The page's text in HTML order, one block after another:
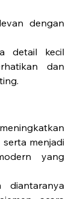
dengan
detail kecil
dan
menjadi
yang